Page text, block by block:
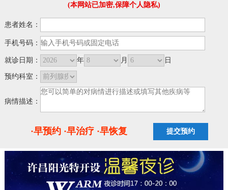
(本网站已加密,保障个人隐私)
患者姓名：
手机号码：
就诊日期： 年 月 日
预约科室：
病情描述：
·早预约 ·早治疗 ·早恢复